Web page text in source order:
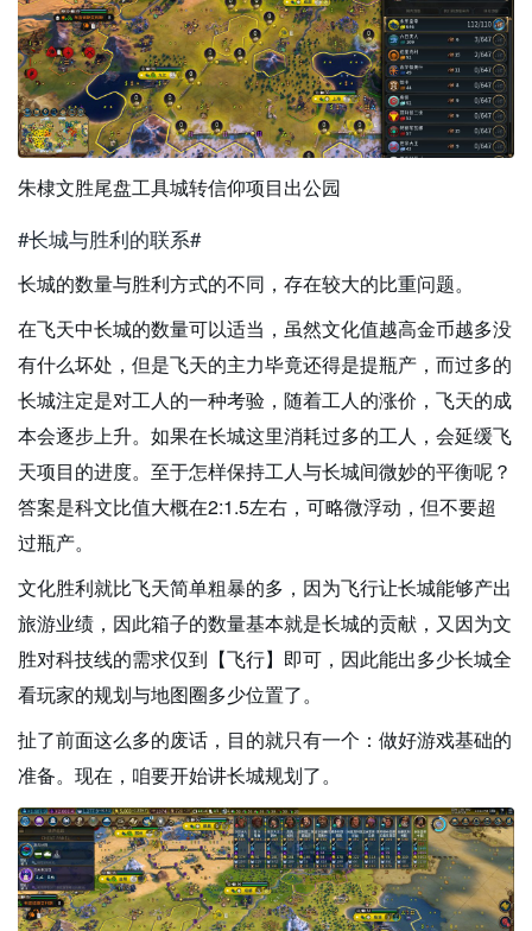
朱棣文胜尾盘工具城转信仰项目出公园
#长城与胜利的联系#
长城的数量与胜利方式的不同，存在较大的比重问题。
在飞天中长城的数量可以适当，虽然文化值越高金币越多没
有什么坏处，但是飞天的主力毕竟还得是提瓶产，而过多的
长城注定是对工人的一种考验，随着工人的涨价，飞天的成
本会逐步上升。如果在长城这里消耗过多的工人，会延缓飞
天项目的进度。至于怎样保持工人与长城间微妙的平衡呢？
答案是科文比值大概在2:1.5左右，可略微浮动，但不要超
过瓶产。
文化胜利就比飞天简单粗暴的多，因为飞行让长城能够产出
旅游业绩，因此箱子的数量基本就是长城的贡献，又因为文
胜对科技线的需求仅到【飞行】即可，因此能出多少长城全
看玩家的规划与地图圈多少位置了。
扯了前面这么多的废话，目的就只有一个：做好游戏基础的
准备。现在，咱要开始讲长城规划了。